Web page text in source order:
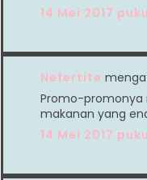
14 Mei 2017
Nefertite
Promo-
makanan yang
14 Mei 2017